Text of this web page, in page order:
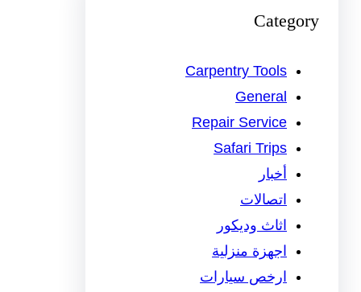
Category
Carpentry Tools
General
Repair Service
Safari Trips
أخبار
اتصالات
اثاث وديكور
اجهزة منزلية
ارخص سيارات